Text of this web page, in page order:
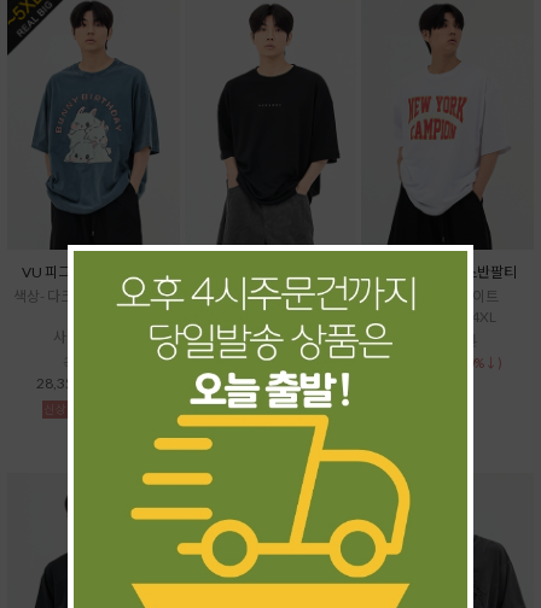
VU 피그토끼케익반팔티
색상- 다크그레이,베이지,블
사이즈- ~5XL
28,350원
색상- 블랙,화이트
사이즈- ~4XL
31,500원
28,350원
(10%↓)
HI 뉴욕16수박스반팔티
색상- 블랙,화이트
사이즈- XL~4XL
33,750원
(10%↓)